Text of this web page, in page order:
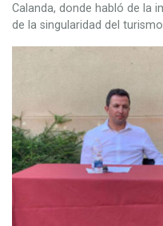
Calanda, donde habló de la
de la singularidad del